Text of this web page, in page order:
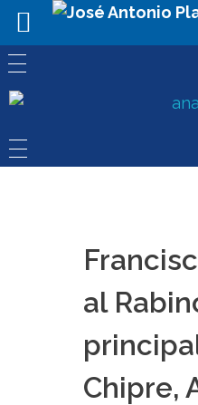
al
Chipre,